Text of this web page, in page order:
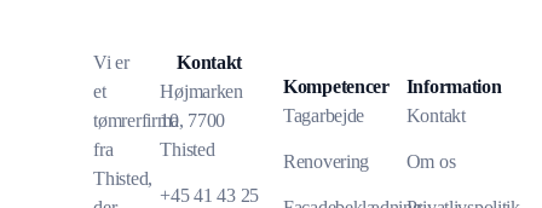
Vi er
et
tømrerfirma
fra
Thisted,
Kontakt
Højmarken
10, 7700
Thisted
+45 41 43 25
Kompetencer
Tagarbejde
Renovering
Information
Kontakt
Om os